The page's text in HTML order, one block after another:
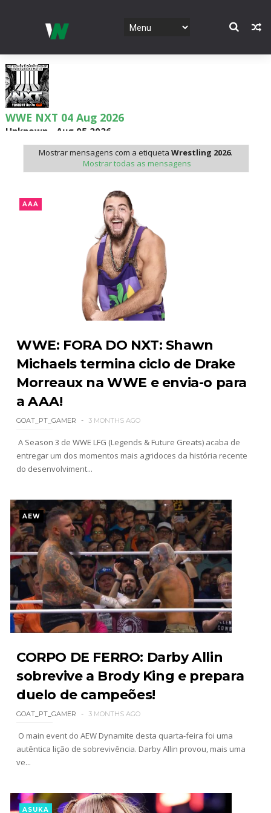
WWE NXT 04 Aug 2026
Unknown Aug 05 2026
Unknown Aug 04 2026
WWE SummerSlam 2026 - Sunday
Aug 02 2026
WWE Main Event, July 30, 2026
Lucha Libre AAA: Verano De Escándalo 2026 -
Semana 2
Semana em Sexyness No.52
SCSA867 Aug 02 2026
WWE SummerSlam 2026 - Saturday
Unknown-Aug 01 2026
WWE Friday Night Smackdown 31 July 2026
Unknown-Aug 01 2026
TNA iMPACT Wrestling 30 July 2026
Unknown-Jul 31 2026
AEW Dynamite 29JUL26
Jul 30 2026
Unknown-Jul 29 2026
Mostrar mensagens com a etiqueta Wrestling 2026.
Mostrar todas as mensagens
AAA
WWE: FORA DO NXT: Shawn
Michaels termina ciclo de Drake
Morreaux na WWE e envia-o para
a AAA!
GOAT_PT_GAMER 3 MONTHS AGO
A Season 3 de WWE LFG (Legends & Future Greats) acaba de
entregar um dos momentos mais agridoces da história recente
do desenvolviment...
AEW
CORPO DE FERRO: Darby Allin
sobrevive a Brody King e prepara
duelo de campeões!
GOAT_PT_GAMER 3 MONTHS AGO
O main event do AEW Dynamite desta quarta-feira foi uma
autêntica lição de sobrevivência. Darby Allin provou, mais uma
ve...
ASUKA